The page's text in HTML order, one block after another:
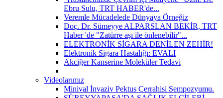
Ebru Sulu, TRT HABER'de...
Veremle Mücadelede Dünyaya Örneğiz
Doç. Dr. Sümeyye ALPARSLAN BEKİR, TRT
Haber 'de "Zatürre aşı ile önlenebilir"...
ELEKTRONİK SİGARA DENİLEN ZEHİR!
Elektronik Sigara Hastalığı: EVALI
Akciğer Kanserine Moleküler Tedavi
Videolarımız
Minival İnvaziv Pektus Cerrahisi Sempozyumu.